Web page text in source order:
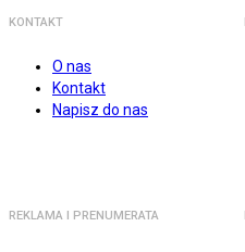
KONTAKT
O nas
Kontakt
Napisz do nas
REKLAMA I PRENUMERATA